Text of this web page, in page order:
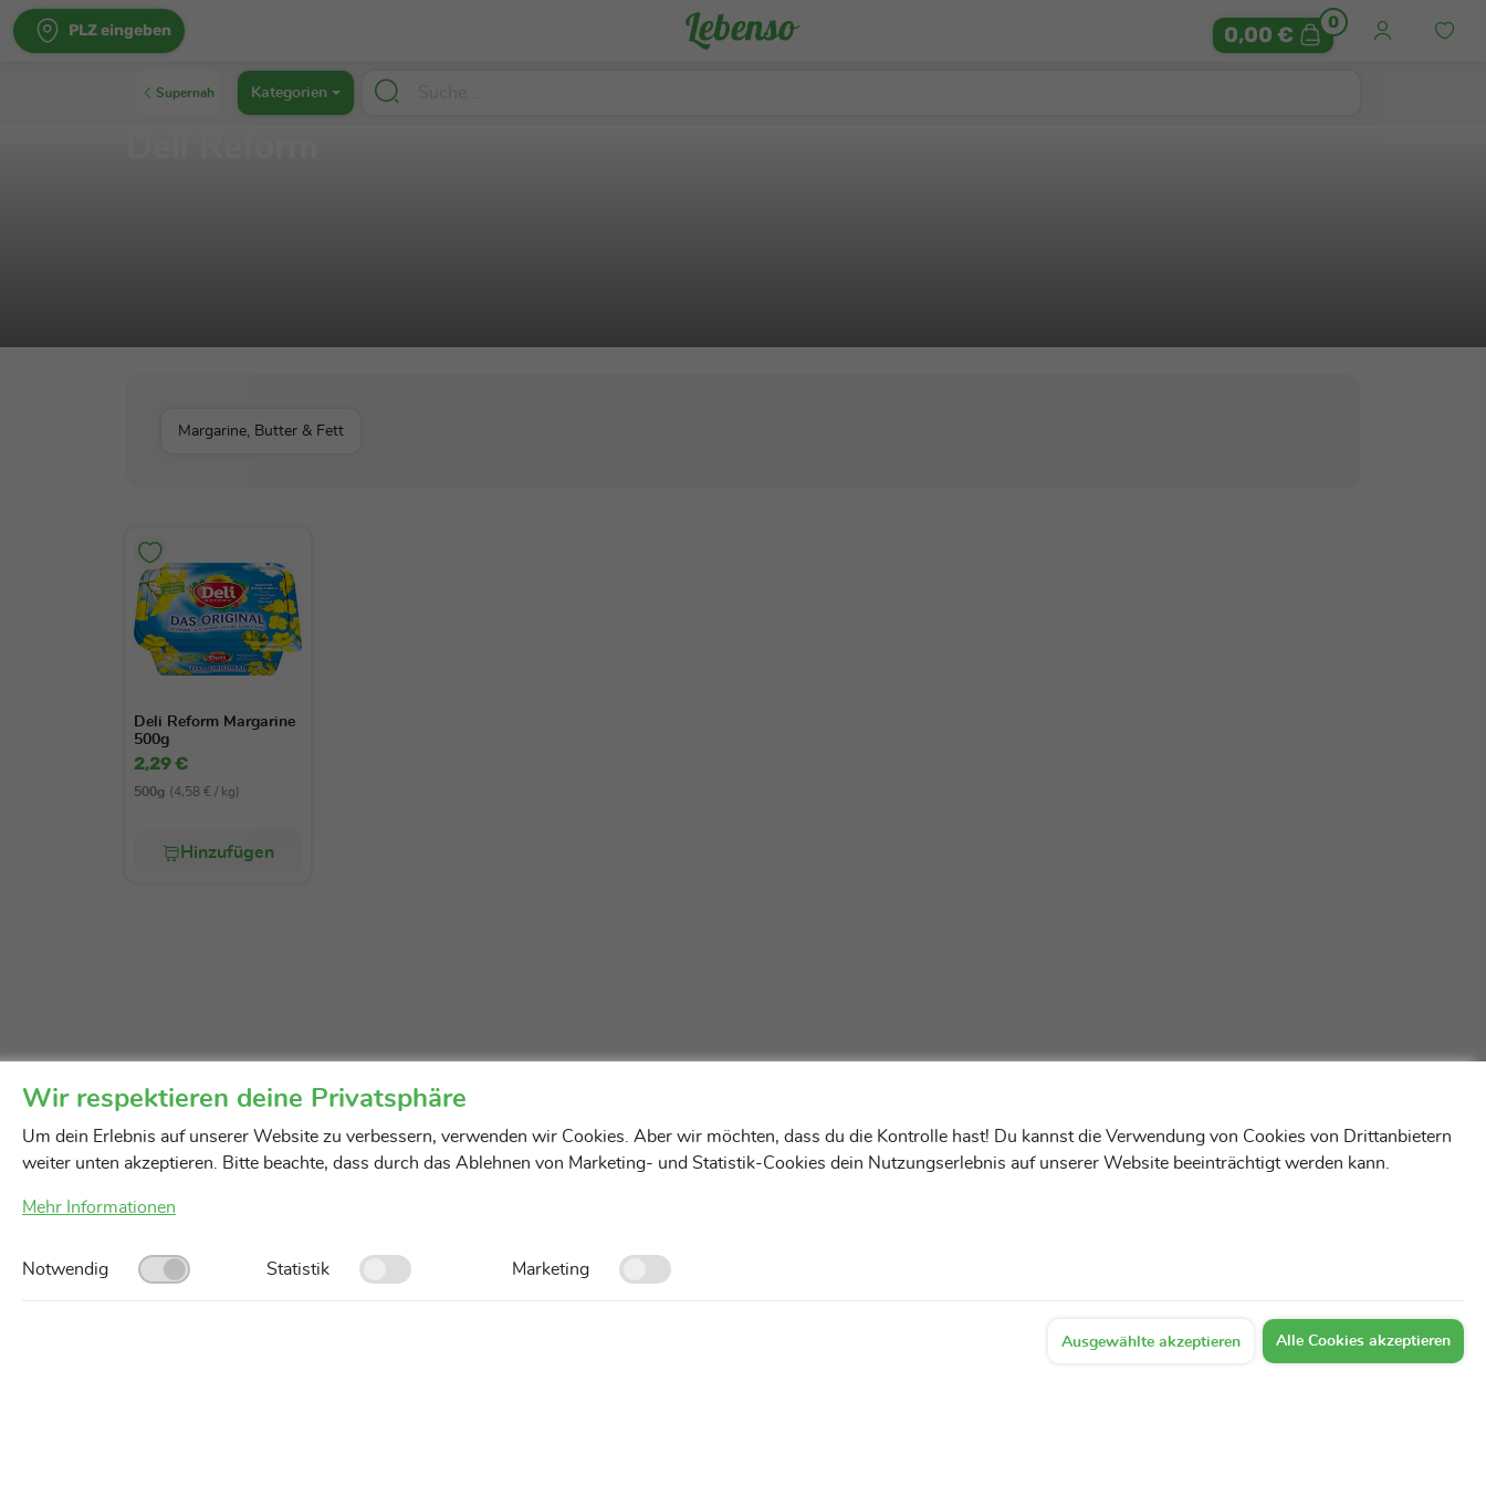
PLZ eingeben 0,00 € 0
Supernah Kategorien
Wir respektieren deine Privatsphäre
Um dein Erlebnis auf unserer Website zu verbessern, verwenden wir Cookies. Aber wir möchten, dass du die Kontrolle hast! Du kannst die Verwendung von Cookies von Drittanbietern
weiter unten akzeptieren. Bitte beachte, dass durch das Ablehnen von Marketing- und Statistik-Cookies dein Nutzungserlebnis auf unserer Website beeinträchtigt werden kann.
Mehr Informationen
Notwendig Statistik Marketing
Alle Cookies akzeptieren
Ausgewählte akzeptieren
Margarine, Butter & Fett
Deli Reform Margarine
500g
2,29 €
500g (4,58 € / kg)
Hinzufügen